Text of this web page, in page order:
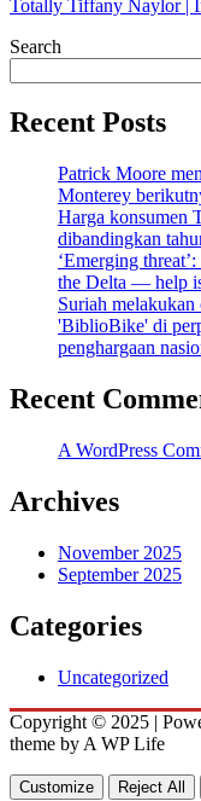
Totally Tiffany Naylor |
Search
Recent Posts
Patrick Moore
Monterey
Harga konsumen
dibandingkan
‘Emerging
the Delta — help
Suriah melakukan
'BiblioBike' di
penghargaan
Recent
A WordPress
Archives
November 2025
September 2025
Categories
Uncategorized
Copyright © 2025 |
theme by A WP Life
Customize Reject All